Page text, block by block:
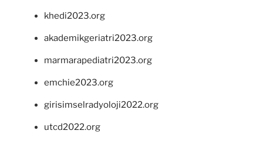
khedi2023.org
akademikgeriatri2023.org
marmarapediatri2023.org
emchie2023.org
girisimselradyoloji2022.org
utcd2022.org